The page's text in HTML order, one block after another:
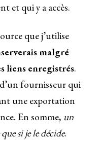
et qui y a accès.
que j’utilise
malgré
liens enregistrés.
fournisseur qui
une exportation
En somme, un
si je le décide.